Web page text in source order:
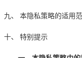
九、 本隐私策略的适用
十、 特别提示